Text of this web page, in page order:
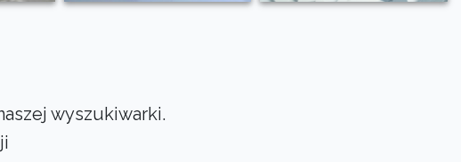
wyszukiwarki.